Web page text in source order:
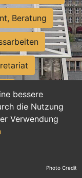
bessere
die Nutzung
Verwendung
Beratung
Photo Credit